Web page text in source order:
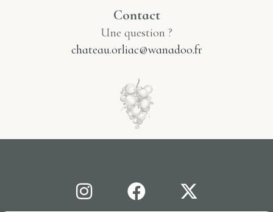
Contact
Une question ?
chateau.orliac@wanadoo.fr